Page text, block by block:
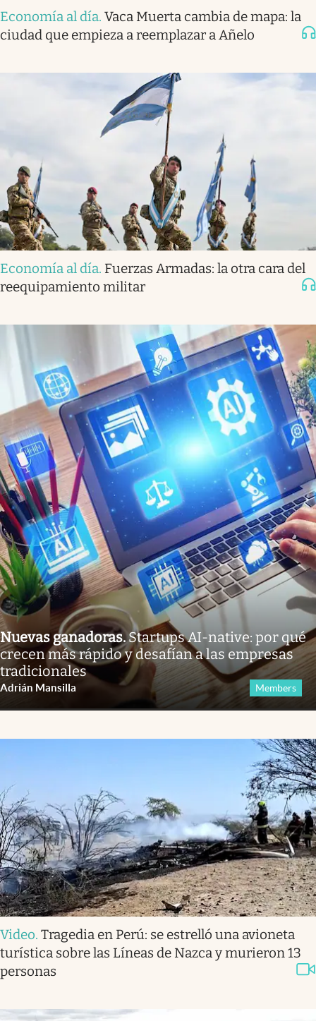
Economía al día. Vaca Muerta cambia de mapa: la
ciudad que empieza a reemplazar a Añelo
Economía al día. Fuerzas Armadas: la otra cara del
reequipamiento militar
Nuevas ganadoras.Startups AI-native: por qué
crecen más rápido y desafían a las empresas
tradicionales
Adrián Mansilla Members
Video. Tragedia en Perú: se estrelló una avioneta
turística sobre las Líneas de Nazca y murieron 13
personas